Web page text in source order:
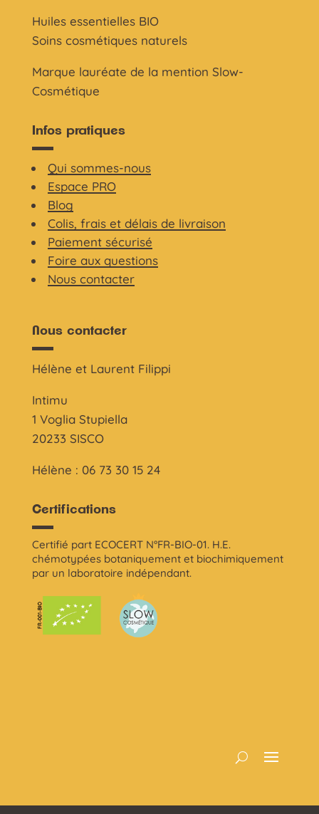
Huiles essentielles BIO
Soins cosmétiques naturels
Marque lauréate de la mention Slow-
Cosmétique
Infos pratiques
Qui sommes-nous
Espace PRO
Blog
Colis, frais et délais de livraison
Paiement sécurisé
Foire aux questions
Nous contacter
Nous contacter
Hélène et Laurent Filippi
Intimu
1 Voglia Stupiella
20233 SISCO
Hélène : 06 73 30 15 24
Certifications
Certifié part ECOCERT N°FR-BIO-01. H.E.
chémotypées botaniquement et biochimiquement
par un laboratoire indépendant.